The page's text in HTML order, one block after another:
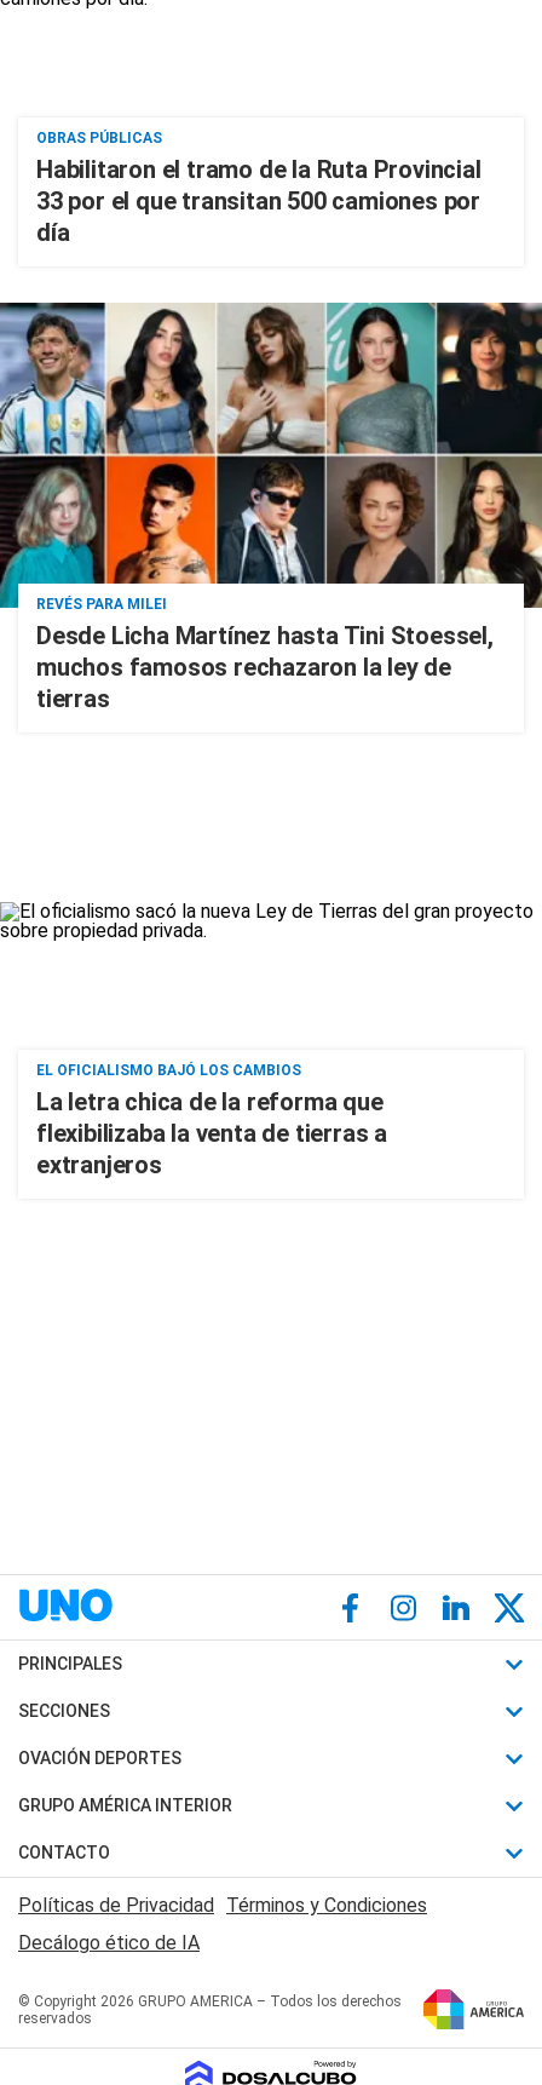
OBRAS PÚBLICAS
Habilitaron el tramo de la Ruta Provincial
33 por el que transitan 500 camiones por
día
REVÉS PARA MILEI
Desde Licha Martínez hasta Tini Stoessel,
muchos famosos rechazaron la ley de
tierras
EL OFICIALISMO BAJÓ LOS CAMBIOS
La letra chica de la reforma que
flexibilizaba la venta de tierras a
extranjeros
PRINCIPALES
Últimas Noticias
Política
Judiciales
Economia
SECCIONES
Horóscopo
Motores
Trucos caseros
Series y Películas
Edictos y Solicitadas
OVACIÓN DEPORTES
Fútbol
Mundial
Automovilismo
Rugby
Básquet
GRUPO AMÉRICA INTERIOR
Canal 7 en Vivo
San Juan 8
CONTACTO
Acerca de Nosotros
Contactanos
Políticas de Privacidad Términos y Condiciones
Decálogo ético de IA
© Copyright 2026 GRUPO AMERICA – Todos los derechos
reservados